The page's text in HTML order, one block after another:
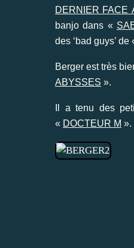
DERNIER FACE
banjo dans «
des ‘bad guys’ de
Berger est très
ABYSSES ».
Il a tenu des
« DOCTEUR M ».